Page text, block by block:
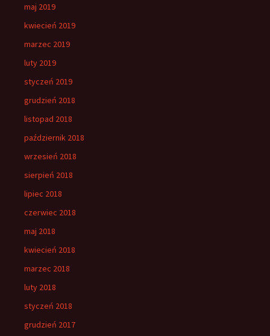
maj 2019
kwiecień 2019
marzec 2019
luty 2019
styczeń 2019
grudzień 2018
listopad 2018
październik 2018
wrzesień 2018
sierpień 2018
lipiec 2018
czerwiec 2018
maj 2018
kwiecień 2018
marzec 2018
luty 2018
styczeń 2018
grudzień 2017